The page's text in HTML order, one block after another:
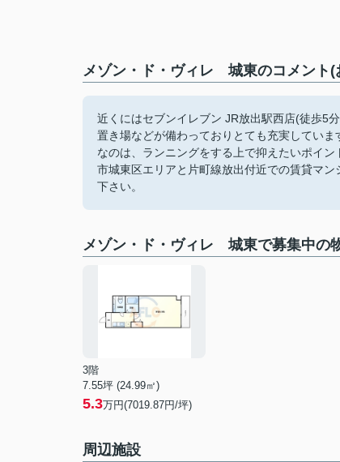
メゾン・ド・ヴィレ 城東のコメント(
近くにはセブンイレブン JR放出駅西店(徒歩5
置き場などが備わっておりとても充実してい
なのは、ランニングをする上で抑えたいポイ
市城東区エリアと片町線放出付近での賃貸マ
下さい。
メゾン・ド・ヴィレ 城東で募集中の
3階
7.55坪 (24.99㎡)
5.3万円(7019.87円/坪)
周辺施設